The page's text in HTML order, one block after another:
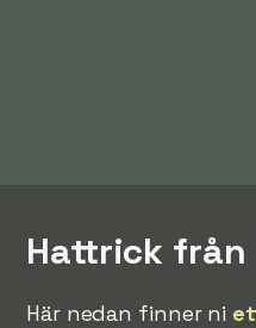
Hattrick från
Här nedan finner ni